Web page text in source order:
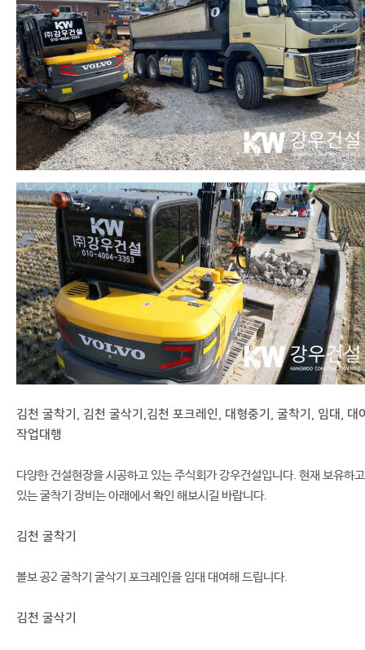
김천 굴착기, 김천 굴삭기,김천 포크레인, 대형중기, 굴착기, 임대, 대
작업대행
다양한 건설현장을 시공하고 있는 주식회가 강우건설입니다. 현재 보유하고
있는 굴착기 장비는 아래에서 확인 해보시길 바랍니다.
김천 굴착기
볼보 공2 굴착기 굴삭기 포크레인을 임대 대여해 드립니다.
김천 굴삭기